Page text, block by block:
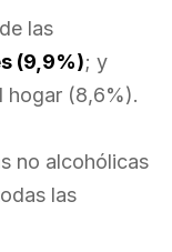
las
(9,9%); y
hogar (8,6%).
no alcohólicas
las